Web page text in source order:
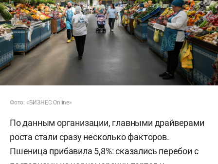
Фото: «БИЗНЕС Online»
По данным организации, главными драйверами
роста стали сразу несколько факторов.
Пшеница прибавила 5,8%: сказались перебои с